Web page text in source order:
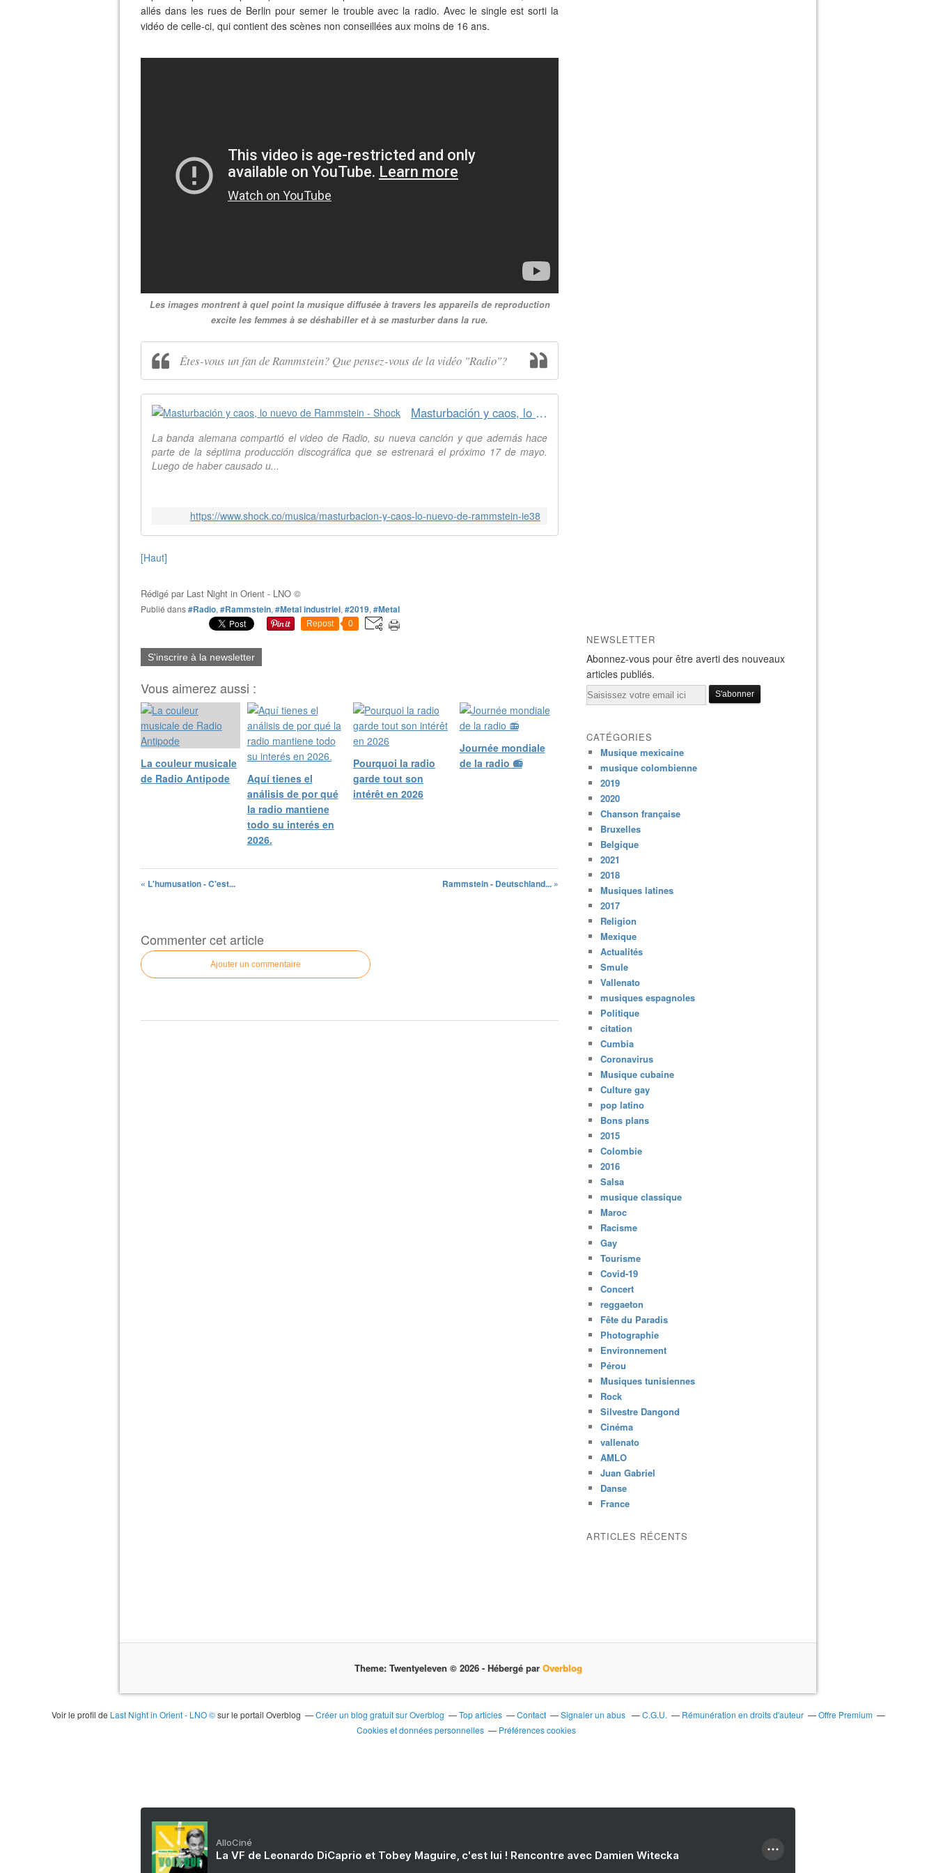
allés dans les rues de Berlin pour semer le trouble avec la radio. Avec le single est sorti la
vidéo de celle-ci, qui contient des scènes non conseillées aux moins de 16 ans.
Les images montrent à quel point la musique diffusée à travers les appareils de reproduction
excite les femmes à se déshabiller et à se masturber dans la rue.
Êtes-vous un fan de Rammstein? Que pensez-vous de la vidéo "Radio"?
Masturbación y caos, lo nuevo de Rammstein - Shock
La banda alemana compartió el video de Radio, su nueva canción y que además hace
parte de la séptima producción discográfica que se estrenará el próximo 17 de mayo.
Luego de haber causado u...
https://www.shock.co/musica/masturbacion-y-caos-lo-nuevo-de-rammstein-ie38
[Haut]
Rédigé par Last Night in Orient - LNO ©
Publié dans#Radio, #Rammstein, #Metal industriel, #2019, #Metal
Repost 0
S'inscrire à la newsletter
Vous aimerez aussi :
La couleur musicale
de Radio Antipode
Aquí tienes el
análisis de por qué
la radio mantiene
todo su interés en
2026.
Pourquoi la radio
garde tout son
intérêt en 2026
Journée mondiale
de la radio 📻
« L'humusation - C'est... Rammstein - Deutschland... »
Commenter cet article
Ajouter un commentaire
NEWSLETTER
Abonnez-vous pour être averti des nouveaux
articles publiés.
Email
CATÉGORIES
Musique mexicaine
musique colombienne
2019
2020
Chanson française
Bruxelles
Belgique
2021
2018
Musiques latines
2017
Religion
Mexique
Actualités
Smule
Vallenato
musiques espagnoles
Politique
citation
Cumbia
Coronavirus
Musique cubaine
Culture gay
pop latino
Bons plans
2015
Colombie
2016
Salsa
musique classique
Maroc
Racisme
Gay
Tourisme
Covid-19
Concert
reggaeton
Fête du Paradis
Photographie
Environnement
Pérou
Musiques tunisiennes
Rock
Silvestre Dangond
Cinéma
vallenato
AMLO
Juan Gabriel
Danse
France
ARTICLES RÉCENTS
Theme: Twentyeleven © 2026 - Hébergé par Overblog
Voir le profil de Last Night in Orient - LNO ©sur le portail Overblog Créer un blog gratuit sur Overblog Top articles Contact Signaler un abus C.G.U. Rémunération en droits d'auteur
Offre Premium
Cookies et données personnelles
Préférences cookies
AlloCiné
La VF de Leonardo DiCaprio et Tobey Maguire, c'est lui ! Rencontre avec Damien Witecka